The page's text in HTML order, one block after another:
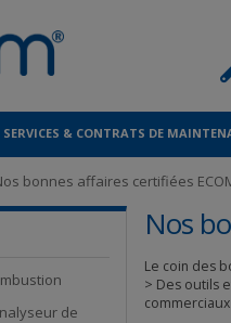
SERVICES & CONTRATS DE
bonnes affaires certifiées
Nos
Le coin des
> Des outils
de